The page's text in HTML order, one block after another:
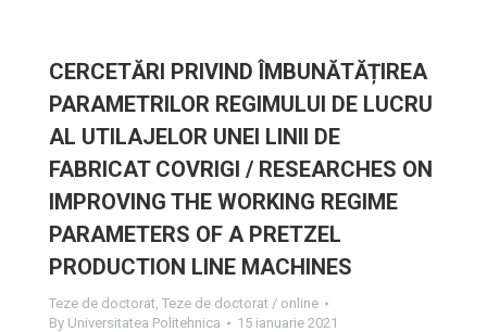
CERCETĂRI PRIVIND ÎMBUNĂTĂȚIREA
PARAMETRILOR REGIMULUI DE LUCRU
AL UTILAJELOR UNEI LINII DE
FABRICAT COVRIGI / RESEARCHES ON
IMPROVING THE WORKING REGIME
PARAMETERS OF A PRETZEL
PRODUCTION LINE MACHINES
Teze de doctorat, Teze de doctorat / online
By Universitatea Politehnica 15 ianuarie 2021